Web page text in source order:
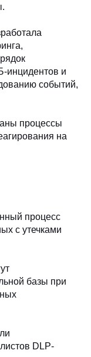
инцидентов и
событий,
процессы
на
процесс
с утечками
базы при
DLP-